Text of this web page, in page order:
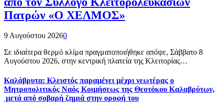
Πατρών «Ο ΧΕΛΜΟΣ»
9 Αυγούστου 20260
Σε ιδιαίτερα θερμό κλίμα πραγματοποιήθηκε απόψε, Σάββατο 8
Αυγούστου 2026, στην κεντρική πλατεία της Κλειτορίας…
Καλάβρυτα: Κλειστός παραμένει μέχρι νεωτέρας ο
Μητροπολιτικός Ναός Κοιμήσεως της Θεοτόκου Καλαβρύτων,
μετά από σοβαρή ζημιά στην οροφή του